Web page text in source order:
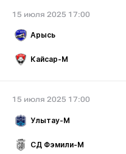
15 июля 2025 17:00
Арысь
Кайсар-М
15 июля 2025 17:00
Улытау-М
СД Фэмили-М